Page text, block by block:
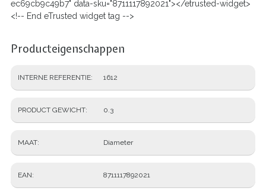
ec69cb9c49b7" data-sku="8711117892021"></etrusted-widget>
<!-- End eTrusted widget tag -->
Producteigenschappen
INTERNE REFERENTIE 1612
PRODUCT GEWICHT 0.3
MAAT Diameter
EAN 8711117892021